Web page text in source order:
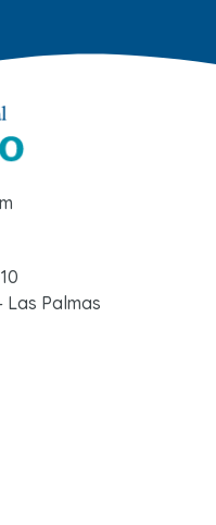
Las Palmas